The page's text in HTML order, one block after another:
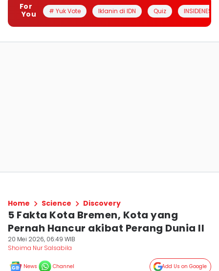
For
You
# Yuk Vote Iklanin di IDN Quiz INSIDENESIA
Home Science Discovery
5 Fakta Kota Bremen, Kota yang
Pernah Hancur akibat Perang Dunia II
20 Mei 2026, 06:49 WIB
Shoima Nur Salsabila
News Channel Add Us on Google